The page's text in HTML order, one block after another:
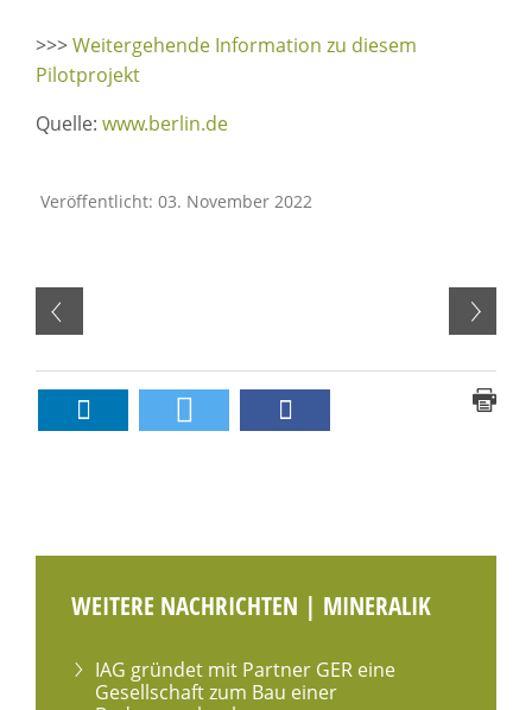
>>>Weitergehende Information zu diesem
Pilotprojekt
Quelle: www.berlin.de
Veröffentlicht: 03. November 2022
WEITERE NACHRICHTEN | MINERALIK
IAG gründet mit Partner GER eine
Gesellschaft zum Bau einer